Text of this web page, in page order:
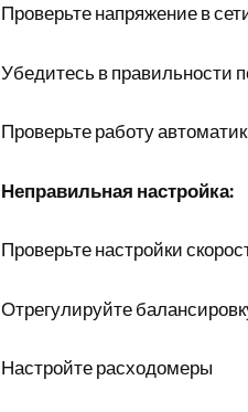
Проверьте напряжение в
Убедитесь в правильности
Проверьте работу
Неправильная настройка:
Проверьте настройки
Отрегулируйте
Настройте расходомеры